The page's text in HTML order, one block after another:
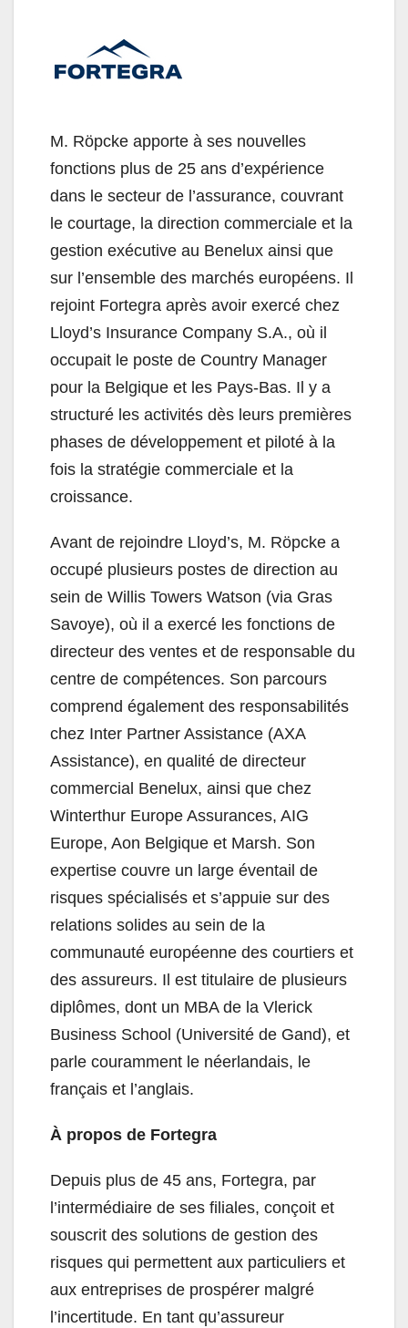
M. Röpcke apporte à ses nouvelles
fonctions plus de 25 ans d’expérience
dans le secteur de l’assurance, couvrant
le courtage, la direction commerciale et la
gestion exécutive au Benelux ainsi que
sur l’ensemble des marchés européens. Il
rejoint Fortegra après avoir exercé chez
Lloyd’s Insurance Company S.A., où il
occupait le poste de Country Manager
pour la Belgique et les Pays-Bas. Il y a
structuré les activités dès leurs premières
phases de développement et piloté à la
fois la stratégie commerciale et la
croissance.
Avant de rejoindre Lloyd’s, M. Röpcke a
occupé plusieurs postes de direction au
sein de Willis Towers Watson (via Gras
Savoye), où il a exercé les fonctions de
directeur des ventes et de responsable du
centre de compétences. Son parcours
comprend également des responsabilités
chez Inter Partner Assistance (AXA
Assistance), en qualité de directeur
commercial Benelux, ainsi que chez
Winterthur Europe Assurances, AIG
Europe, Aon Belgique et Marsh. Son
expertise couvre un large éventail de
risques spécialisés et s’appuie sur des
relations solides au sein de la
communauté européenne des courtiers et
des assureurs. Il est titulaire de plusieurs
diplômes, dont un MBA de la Vlerick
Business School (Université de Gand), et
parle couramment le néerlandais, le
français et l’anglais.
À propos de Fortegra
Depuis plus de 45 ans, Fortegra, par
l’intermédiaire de ses filiales, conçoit et
souscrit des solutions de gestion des
risques qui permettent aux particuliers et
aux entreprises de prospérer malgré
l’incertitude. En tant qu’assureur